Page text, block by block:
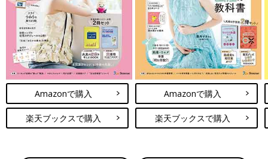
Amazonで購入
楽天ブックスで購入
Amazonで購入
楽天ブックスで購入